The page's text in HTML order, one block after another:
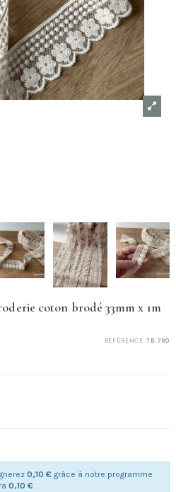
coton brodé 33mm x 1m
RÉFÉRENCE TB.780
0,10 € grâce à notre programme
0,10 €.